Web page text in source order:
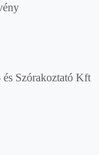
Szórakoztató Kft